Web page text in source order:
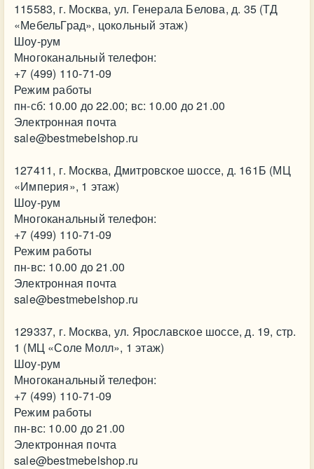
115583, г. Москва, ул. Генерала Белова, д. 35 (ТД
«МебельГрад», цокольный этаж)
Шоу-рум
Многоканальный телефон:
+7 (499) 110-71-09
Режим работы
пн-сб: 10.00 до 22.00; вс: 10.00 до 21.00
Электронная почта
sale@bestmebelshop.ru
127411, г. Москва, Дмитровское шоссе, д. 161Б (МЦ
«Империя», 1 этаж)
Шоу-рум
Многоканальный телефон:
+7 (499) 110-71-09
Режим работы
пн-вс: 10.00 до 21.00
Электронная почта
sale@bestmebelshop.ru
129337, г. Москва, ул. Ярославское шоссе, д. 19, стр.
1 (МЦ «Соле Молл», 1 этаж)
Шоу-рум
Многоканальный телефон:
+7 (499) 110-71-09
Режим работы
пн-вс: 10.00 до 21.00
Электронная почта
sale@bestmebelshop.ru